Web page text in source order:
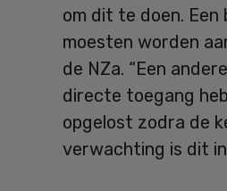
om dit te doen.
moesten worden
de NZa. “Een
directe toegang
opgelost zodra de
verwachting is dit